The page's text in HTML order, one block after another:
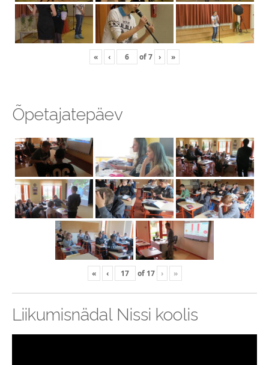
« ‹ of7 › »
Õpetajatepäev
« ‹ of 17 › »
Liikumisnädal Nissi koolis